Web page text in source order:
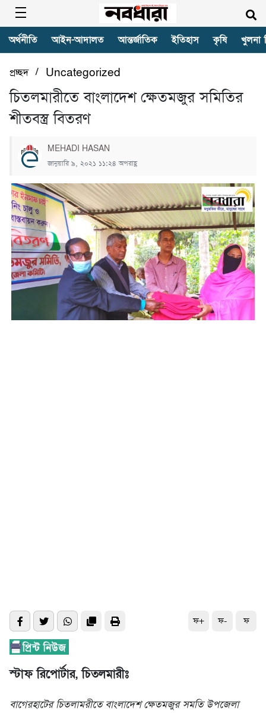
অর্থনীতি আইন-আদালত আন্তর্জাতিক ইতিহাস কৃষি খুলনা
প্রচ্ছদ/ Uncategorized
চিতলমারীতে বাংলাদেশ ক্ষেতমজুর সমিতির
শীতবস্ত্র বিতরণ
MEHADI HASAN
জানুয়ারি ৯, ২০২১ ১১:২৪ অপরাহ্ণ
ফ+ ফ- ফ
স্টাফ রিপোর্টার, চিতলমারীঃ
বাগেরহাটের চিতলামরীতে বাংলাদেশ ক্ষেতমজুর সমতি উপজেলা